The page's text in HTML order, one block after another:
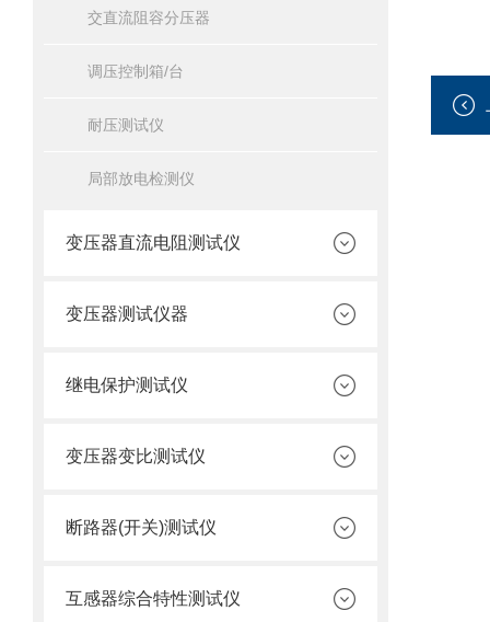
交直流阻容分压器
调压控制箱/台
耐压测试仪
局部放电检测仪
变压器直流电阻测试仪
变压器测试仪器
继电保护测试仪
变压器变比测试仪
断路器(开关)测试仪
互感器综合特性测试仪